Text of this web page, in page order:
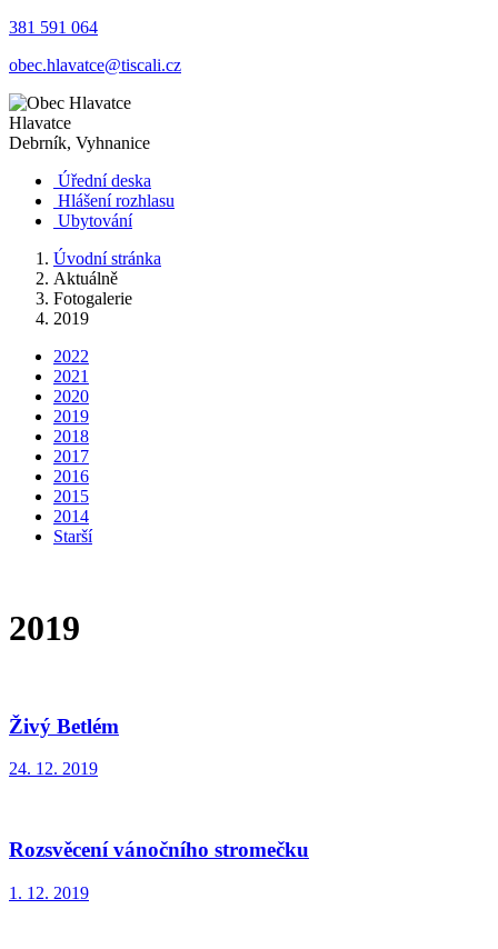
381 591 064
obec.hlavatce@tiscali.cz
Hlavatce
Debrník, Vyhnanice
Úřední deska
Hlášení rozhlasu
Ubytování
Úvodní stránka
Aktuálně
Fotogalerie
2019
2022
2021
2020
2019
2018
2017
2016
2015
2014
Starší
2019
Živý Betlém
24. 12. 2019
Rozsvěcení vánočního stromečku
1. 12. 2019